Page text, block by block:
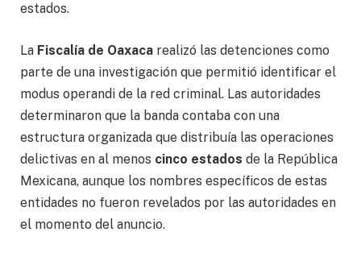
estados.
La Fiscalía de Oaxaca realizó las detenciones como
parte de una investigación que permitió identificar el
modus operandi de la red criminal. Las autoridades
determinaron que la banda contaba con una
estructura organizada que distribuía las operaciones
delictivas en al menos cinco estados de la República
Mexicana, aunque los nombres específicos de estas
entidades no fueron revelados por las autoridades en
el momento del anuncio.